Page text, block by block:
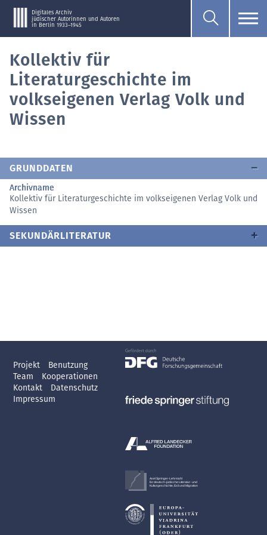
Digitales Archiv
jüdischer Autorinnen und Autoren
in Berlin 1933–1945
Kollektiv für
Literaturgeschichte im
volkseigenen Verlag Volk und
Wissen
GRUNDDATEN
Archivname
Kollektiv für Literaturgeschichte im volkseigenen Verlag Volk und
Wissen
SEKUNDÄRLITERATUR
Projekt
Benutzung
Team
Kooperationen
Kontakt
Datenschutz
Impressum
Axel Springer-Lehrstuhl
für deutsch-jüdische Literatur- und
Kulturgeschichte, Exil und Migration